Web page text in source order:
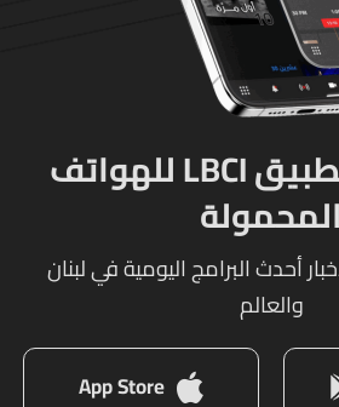
حمل الآن تطبيق LBCI للهواتف
المحمولة
أحدث البرامج اليومية في لبنان
والعالم
App Store